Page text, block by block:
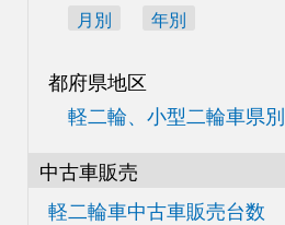
月別 年別
都府県地区
軽二輪、小型二輪車県別
中古車販売
軽二輪車中古車販売台数